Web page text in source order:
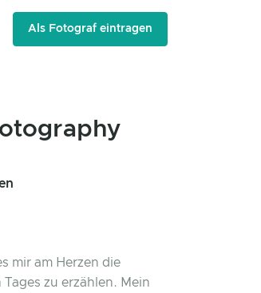
Als Fotograf eintragen
mir am Herzen die
zu erzählen. Mein